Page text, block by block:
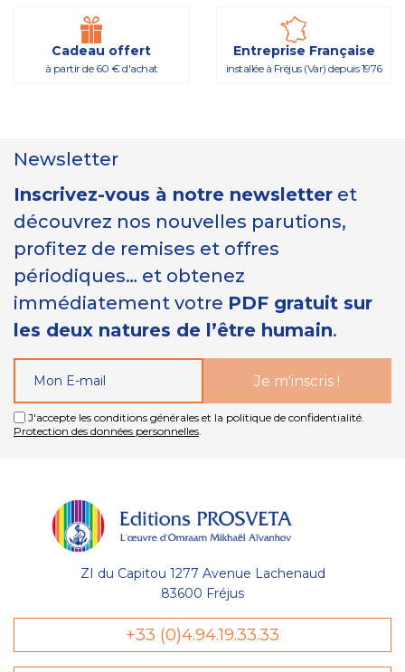
des Cookies
Cadeau offert
à partir de 60 € d'achat
Entreprise Française
installée à Fréjus (Var) depuis 1976
Newsletter
Inscrivez-vous à notre newsletter et
découvrez nos nouvelles parutions,
profitez de remises et offres
périodiques… et obtenez
immédiatement votre PDF gratuit sur
les deux natures de l’être humain.
J'accepte les conditions générales et la politique de confidentialité.
Protection des données personnelles.
ZI du Capitou 1277 Avenue Lachenaud
83600 Fréjus
+33 (0)4.94.19.33.33